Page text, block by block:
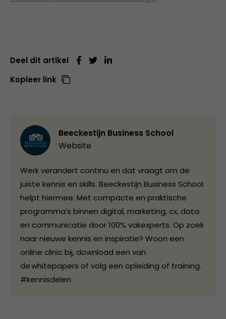
Deel dit artikel
Kopieer link
Beeckestijn Business School
Website
Werk verandert continu en dat vraagt om de
juiste kennis en skills. Beeckestijn Business School
helpt hiermee. Met compacte en praktische
programma’s binnen digital, marketing, cx, data
en communicatie door 100% vakexperts. Op zoek
naar nieuwe kennis en inspiratie? Woon een
online clinic bij, download een van
de whitepapers of volg een opleiding of training.
#kennisdelen